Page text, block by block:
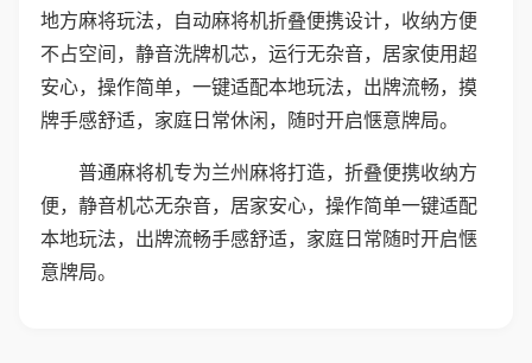
地方麻将玩法，自动麻将机折叠便携设计，收纳方便
不占空间，静音洗牌机芯，运行无杂音，居家使用超
安心，操作简单，一键适配本地玩法，出牌流畅，摸
牌手感舒适，家庭日常休闲，随时开启惬意牌局。
普通麻将机专为兰州麻将打造，折叠便携收纳方
便，静音机芯无杂音，居家安心，操作简单一键适配
本地玩法，出牌流畅手感舒适，家庭日常随时开启惬
意牌局。